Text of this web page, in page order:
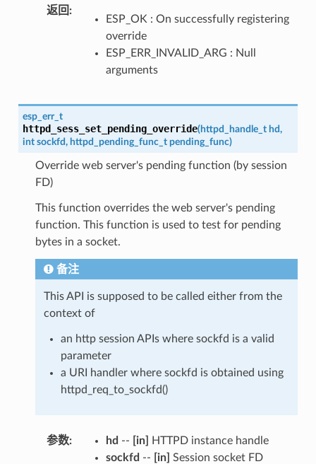
返回 :
ESP_OK : On successfully registering
override
ESP_ERR_INVALID_ARG : Null
arguments
esp_err_t
httpd_sess_set_pending_override(httpd_handle_t hd,
int sockfd, httpd_pending_func_t pending_func)
Override web server's pending function (by session
FD)
This function overrides the web server's pending
function. This function is used to test for pending
bytes in a socket.
备注
This API is supposed to be called either from the
context of
an http session APIs where sockfd is a valid
parameter
a URI handler where sockfd is obtained using
httpd_req_to_sockfd()
参数: hd -- [in]
HTTPD instance handle
sockfd -- [in] Session socket FD